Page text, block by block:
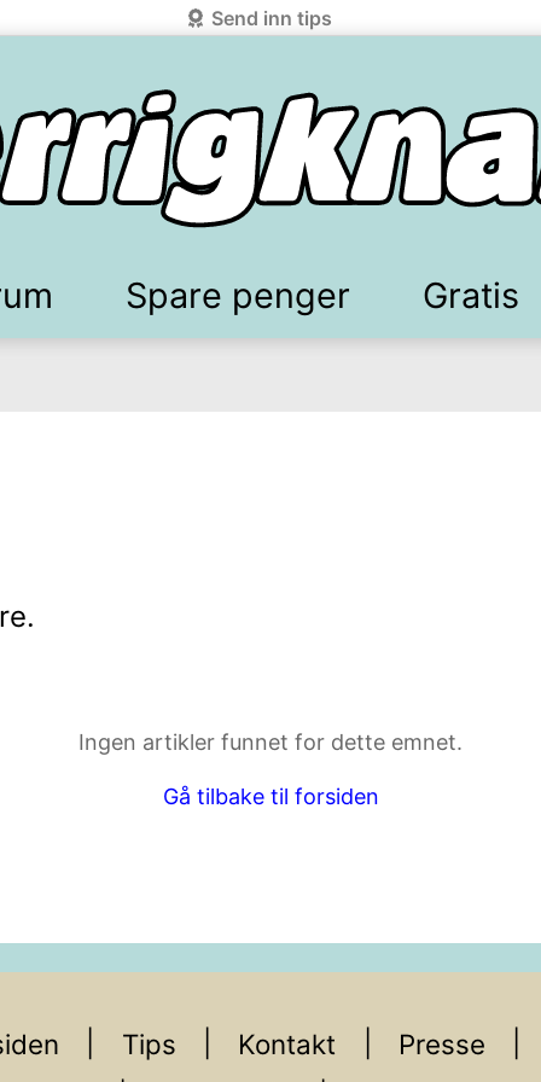
Send inn tips
Spare penger Gratis
i neste steg.
.
Ingen artikler funnet for dette emnet.
Gå tilbake til forsiden
Tips Kontakt Presse